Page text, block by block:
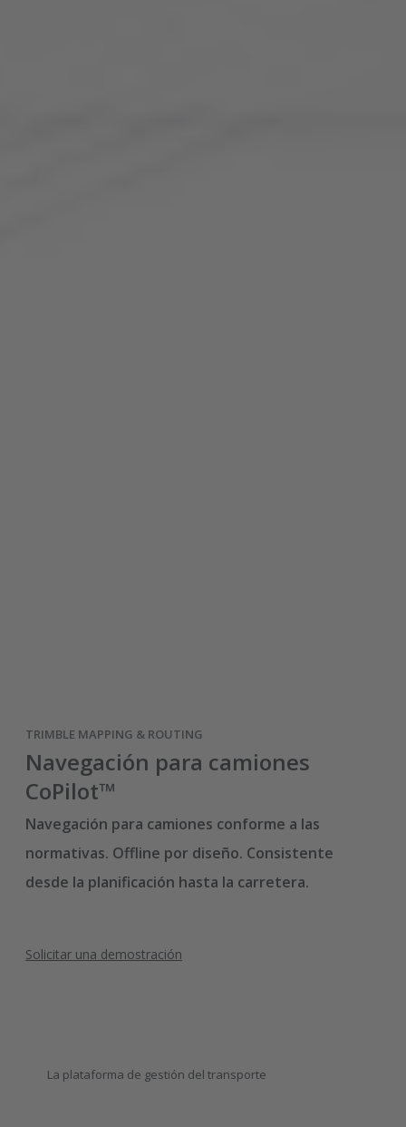
TRIMBLE MAPPING & ROUTING
Navegación para camiones
CoPilot™
Navegación para camiones conforme a las
normativas. Offline por diseño. Consistente
desde la planificación hasta la carretera.
Solicitar una demostración
La plataforma de gestión del transporte